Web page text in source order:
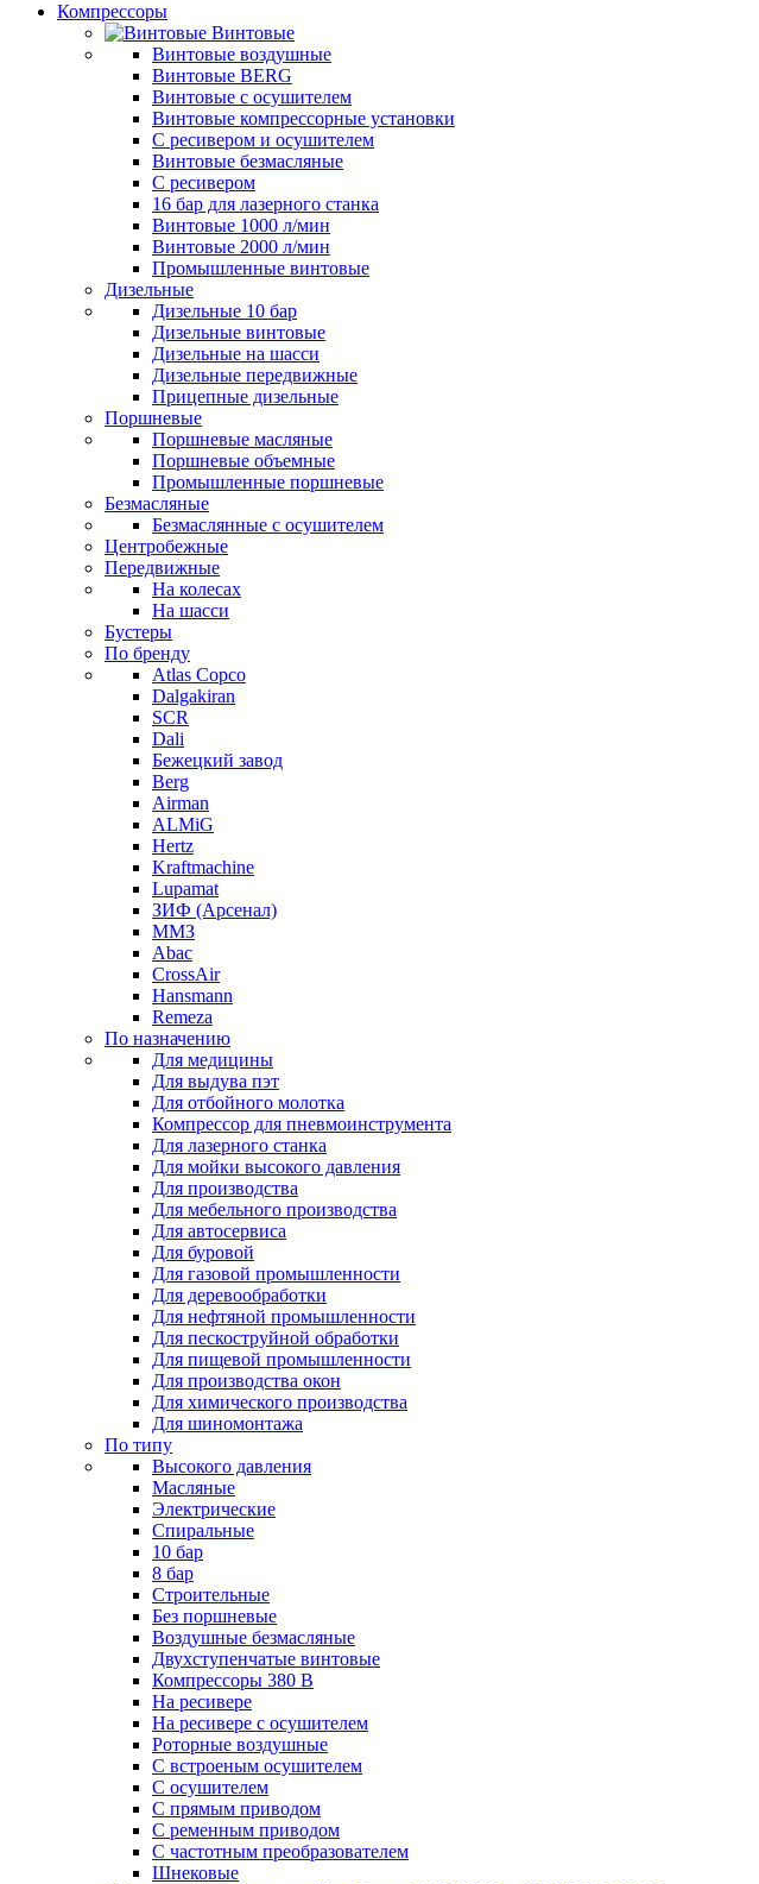
Компрессоры
Винтовые
Винтовые воздушные
Винтовые BERG
Винтовые с осушителем
Винтовые компрессорные установки
C ресивером и осушителем
Винтовые безмасляные
C ресивером
16 бар для лазерного станка
Винтовые 1000 л/мин
Винтовые 2000 л/мин
Промышленные винтовые
Дизельные
Дизельные 10 бар
Дизельные винтовые
Дизельные на шасси
Дизельные передвижные
Прицепные дизельные
Поршневые
Поршневые масляные
Поршневые объемные
Промышленные поршневые
Безмасляные
Безмаслянные с осушителем
Центробежные
Передвижные
На колесах
На шасси
Бустеры
По бренду
Atlas Copco
Dalgakiran
SCR
Dali
Бежецкий завод
Berg
Airman
ALMiG
Hertz
Kraftmachine
Lupamat
ЗИФ (Арсенал)
ММЗ
Abac
CrossAir
Hansmann
Remeza
По назначению
Для медицины
Для выдува пэт
Для отбойного молотка
Компрессор для пневмоинструмента
Для лазерного станка
Для мойки высокого давления
Для производства
Для мебельного производства
Для автосервиса
Для буровой
Для газовой промышленности
Для деревообработки
Для нефтяной промышленности
Для пескоструйной обработки
Для пищевой промышленности
Для производства окон
Для химического производства
Для шиномонтажа
По типу
Высокого давления
Масляные
Электрические
Спиральные
10 бар
8 бар
Cтроительные
Без поршневые
Воздушные безмасляные
Двухступенчатые винтовые
Компрессоры 380 В
На ресивере
На ресивере с осушителем
Роторные воздушные
С встроеным осушителем
С осушителем
С прямым приводом
С ременным приводом
С частотным преобразователем
Шнековые